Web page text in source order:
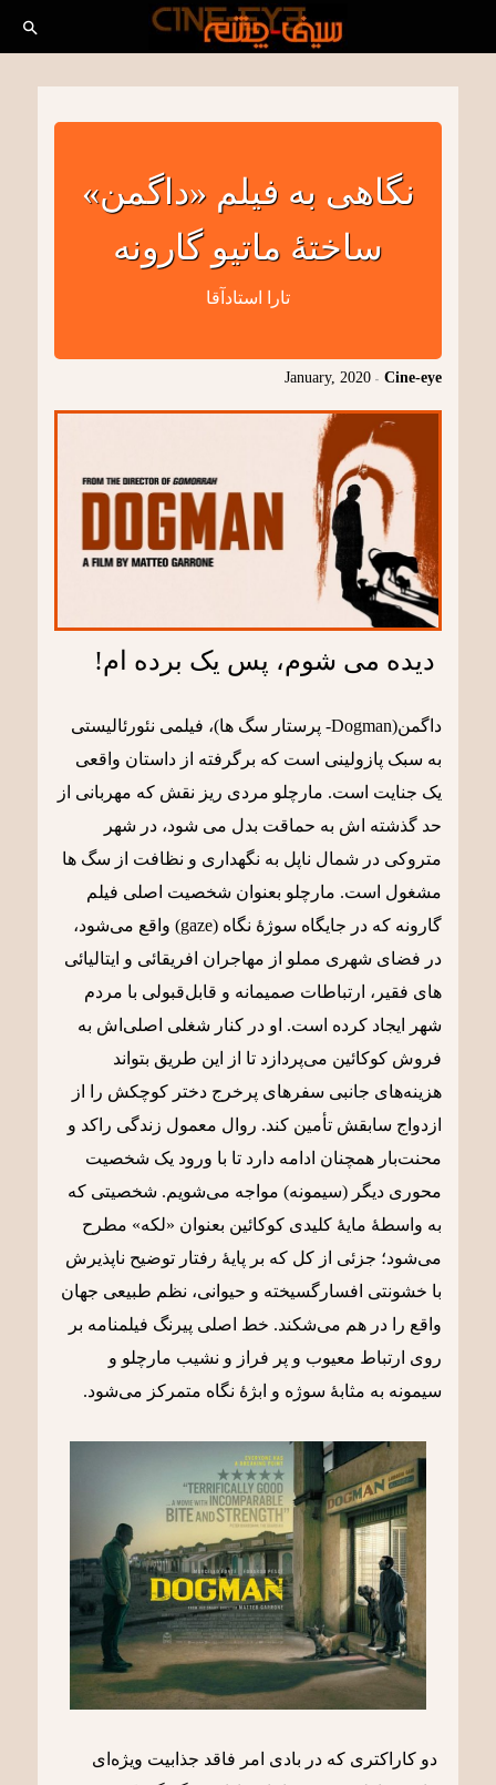
نگاهی به فیلم «داگمن»
ساختۀ ماتیو گارونه
تارا استادآقا
Cine-eye
-
January, 2020
دیده می شوم، پس یک برده ام!
داگمن(Dogman- پرستار سگ ها)، فیلمی نئورئالیستی
به سبک پازولینی است که برگرفته از داستان واقعی
یک جنایت است. مارچلو مردی ریز نقش که مهربانی از
حد گذشته اش به حماقت بدل می شود، در شهر
متروکی در شمال ناپل به نگهداری و نظافت از سگ ها
مشغول است. مارچلو بعنوان شخصیت اصلی فیلم
گارونه که در جایگاه سوژۀ نگاه (gaze) واقع می‌شود،
در فضای شهری مملو از مهاجران افریقائی و ایتالیائی
های فقیر، ارتباطات صمیمانه و قابل‌قبولی با مردم
شهر ایجاد کرده است. او در کنار شغلی اصلی‌اش به
فروش کوکائین می‌پردازد تا از این طریق بتواند
هزینه‌های جانبی سفرهای پرخرج دختر کوچکش را از
ازدواج سابقش تأمین کند. روال معمول زندگی راکد و
محنت‌بار همچنان ادامه دارد تا با ورود یک شخصیت
محوری دیگر (سیمونه) مواجه می‌شویم. شخصیتی که
به واسطۀ مایۀ کلیدی کوکائین بعنوان «لکه» مطرح
می‌شود؛ جزئی از کل که بر پایۀ رفتار توضیح ناپذیرش
با خشونتی افسارگسیخته و حیوانی، نظم طبیعی جهان
واقع را در هم می‌شکند. خط اصلی پیرنگ فیلمنامه بر
روی ارتباط معیوب و پر فراز و نشیب مارچلو و
سیمونه به مثابۀ سوژه و ابژۀ نگاه متمرکز می‌شود.
دو کاراکتری که در بادی امر فاقد جذابیت ویژه‌ای